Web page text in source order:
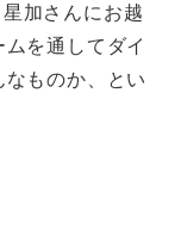
加さんにお越
を通してダイ
ものか、とい